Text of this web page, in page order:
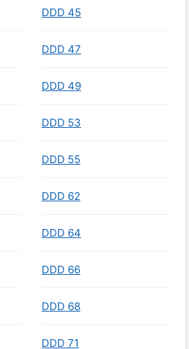
DDD 45
DDD 47
DDD 49
DDD 53
DDD 55
DDD 62
DDD 64
DDD 66
DDD 68
DDD 71